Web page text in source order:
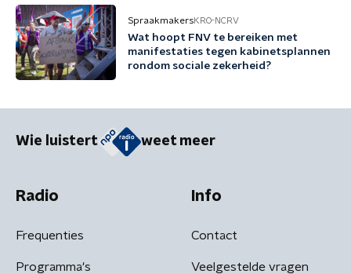
SpraakmakersKRO-NCRV
Wat hoopt FNV te bereiken met
manifestaties tegen kabinetsplannen
rondom sociale zekerheid?
Wie luistert weet meer
Radio
Frequenties
Programma's
Info
Contact
Veelgestelde vragen